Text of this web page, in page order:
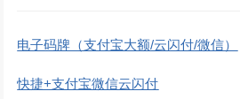
电子码牌（支付宝大额/云闪付/微信）
快捷+支付宝微信云闪付